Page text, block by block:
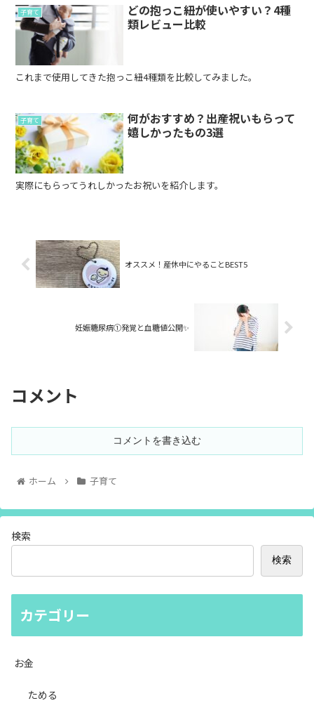
子育て
どの抱っこ紐が使いやすい？4種
類レビュー比較
これまで使用してきた抱っこ紐4種類を比較してみました。
子育て
何がおすすめ？出産祝いもらって
嬉しかったもの3選
実際にもらってうれしかったお祝いを紹介します。
オススメ！産休中にやることBEST5
妊娠糖尿病①発覚と血糖値公開✨
コメント
コメントを書き込む
ホーム 子育て
検索
検索
カテゴリー
お金
ためる